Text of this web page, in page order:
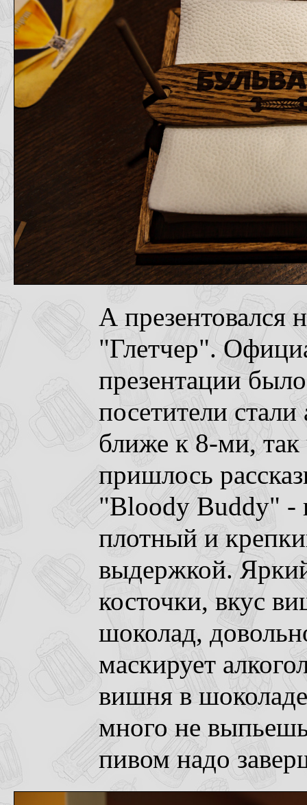
А презентовался
"Глетчер".
презентации
посетители
ближе к 8-ми, так
пришлось
"Bloody Buddy" -
плотный и
выдержкой.
косточки, вкус
шоколад,
маскирует
вишня в
много не
пивом надо